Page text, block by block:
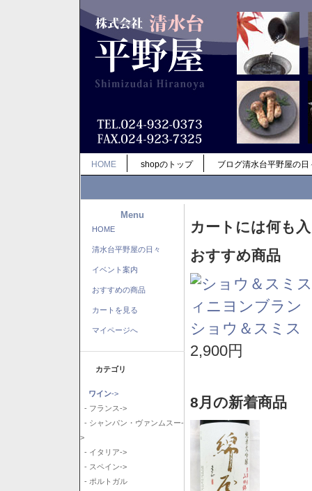
HOME shopのトップ ブログ清水台平野屋の日
Menu
HOME
清水台平野屋の日々
イベント案内
おすすめの商品
カートを見る
マイページへ
カテゴリ
ワイン->
- フランス->
- シャンパン・ヴァンムスー-
>
- イタリア->
- スペイン->
- ポルトガル
カートには何も
おすすめ商品
ショウ＆スミ
2,900円
8月の新着商品